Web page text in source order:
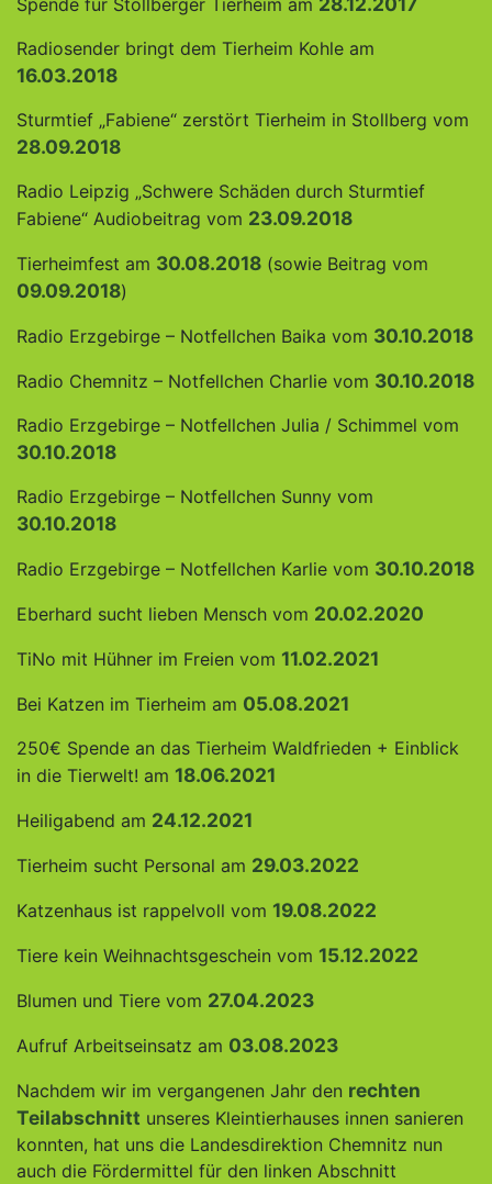
Spende für Stollberger Tierheim am
Radiosender bringt dem Tierheim Kohle am
16.03.2018
Sturmtief „Fabiene“ zerstört Tierheim in Stollberg vom
28.09.2018
Radio Leipzig „Schwere Schäden durch Sturmtief
Fabiene“ Audiobeitrag vom 23.09.2018
Tierheimfest am 30.08.2018 (sowie Beitrag vom
09.09.2018)
Radio Erzgebirge – Notfellchen Baika vom 30.10.2018
Radio Chemnitz – Notfellchen Charlie vom 30.10.2018
Radio Erzgebirge – Notfellchen Julia / Schimmel vom
30.10.2018
Radio Erzgebirge – Notfellchen Sunny vom
30.10.2018
Radio Erzgebirge – Notfellchen Karlie vom 30.10.2018
Eberhard sucht lieben Mensch vom 20.02.2020
TiNo mit Hühner im Freien vom 11.02.2021
Bei Katzen im Tierheim am 05.08.2021
250€ Spende an das Tierheim Waldfrieden + Einblick
in die Tierwelt! am 18.06.2021
Heiligabend am 24.12.2021
Tierheim sucht Personal am 29.03.2022
Katzenhaus ist rappelvoll vom 19.08.2022
Tiere kein Weihnachtsgeschein vom 15.12.2022
Blumen und Tiere vom 27.04.2023
Aufruf Arbeitseinsatz am 03.08.2023
Nachdem wir im vergangenen Jahr den rechten
Teilabschnitt unseres Kleintierhauses innen sanieren
konnten, hat uns die Landesdirektion Chemnitz nun
auch die Fördermittel für den linken Abschnitt